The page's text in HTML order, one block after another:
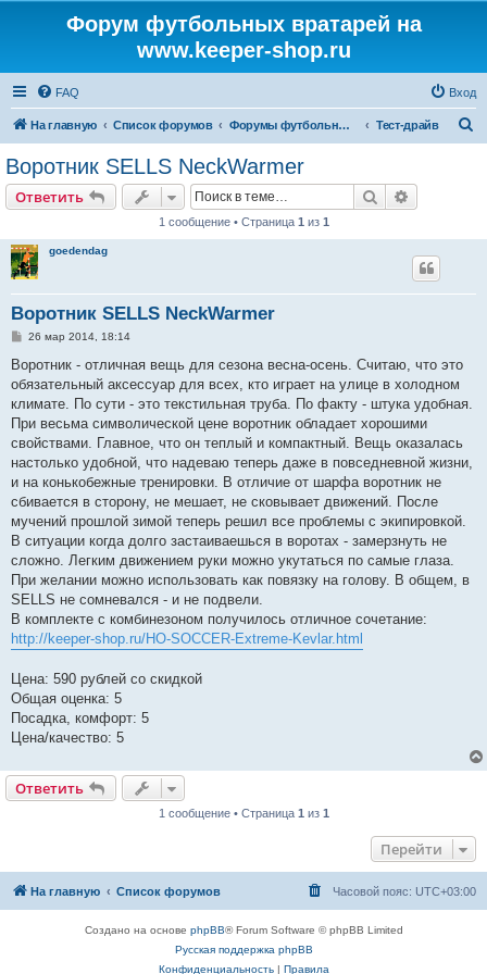
Форум футбольных вратарей на
www.keeper-shop.ru
FAQ Вход
На главную Список форумов Форумы футбольных вратарей Тест-драйв
Воротник SELLS NeckWarmer
Ответить Поиск
1 сообщение • Страница 1 из 1
goedendag
Воротник SELLS NeckWarmer
С
о
б
щ
е
и
е
26 мар 2014, 18:14
Воротник - отличная вещь для сезона весна-осень. Считаю, что это
обязательный аксессуар для всех, кто играет на улице в холодном
климате. По сути - это текстильная труба. По факту - штука удобная.
При весьма символической цене воротник обладает хорошими
свойствами. Главное, что он теплый и компактный. Вещь оказалась
настолько удобной, что надеваю теперь даже в повседневной жизни,
и на конькобежные тренировки. В отличие от шарфа воротник не
сбивается в сторону, не мешает, не сковывает движений. После
мучений прошлой зимой теперь решил все проблемы с экипировкой.
В ситуации когда долго застаиваешься в воротах - замерзнуть не
сложно. Легким движением руки можно укутаться по самые глаза.
При желании можно использовать как повязку на голову. В общем, в
SELLS не сомневался - и не подвели.
В комплекте с комбинезоном получилось отличное сочетание:
http://keeper-shop.ru/HO-SOCCER-Extreme-Kevlar.html
Цена: 590 рублей со скидкой
Общая оценка: 5
Посадка, комфорт: 5
Цена/качество: 5
Ответить
1 сообщение • Страница 1 из 1
Перейти
На главную Список форумов Часовой пояс: UTC+03:00
Создано на основе phpBB® Forum Software © phpBB Limited
Русская поддержка phpBB
Конфиденциальность| Правила